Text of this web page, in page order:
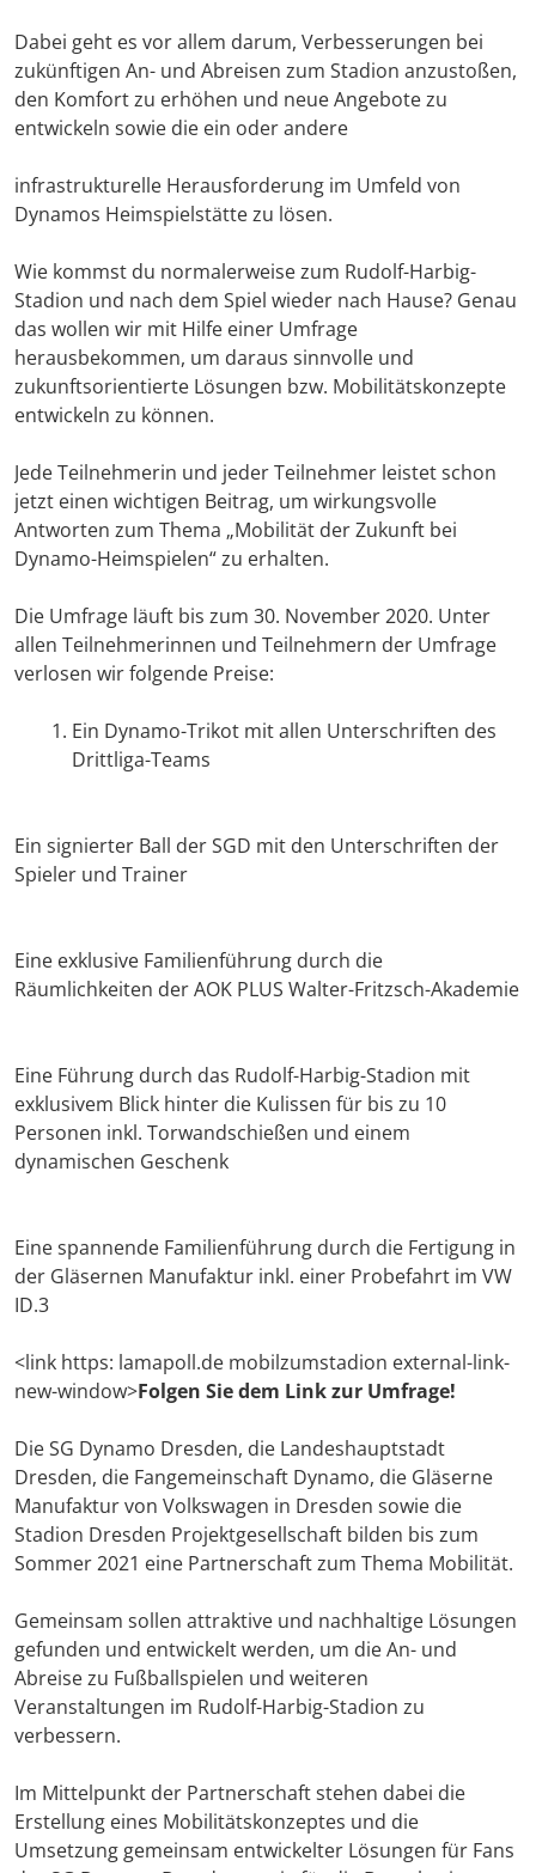
Dabei geht es vor allem darum, Verbesserungen bei
zukünftigen An- und Abreisen zum Stadion anzustoßen,
den Komfort zu erhöhen und neue Angebote zu
entwickeln sowie die ein oder andere
infrastrukturelle Herausforderung im Umfeld von
Dynamos Heimspielstätte zu lösen.
Wie kommst du normalerweise zum Rudolf-Harbig-
Stadion und nach dem Spiel wieder nach Hause? Genau
das wollen wir mit Hilfe einer Umfrage
herausbekommen, um daraus sinnvolle und
zukunftsorientierte Lösungen bzw. Mobilitätskonzepte
entwickeln zu können.
Jede Teilnehmerin und jeder Teilnehmer leistet schon
jetzt einen wichtigen Beitrag, um wirkungsvolle
Antworten zum Thema „Mobilität der Zukunft bei
Dynamo-Heimspielen“ zu erhalten.
Die Umfrage läuft bis zum 30. November 2020. Unter
allen Teilnehmerinnen und Teilnehmern der Umfrage
verlosen wir folgende Preise:
Ein Dynamo-Trikot mit allen Unterschriften des
Drittliga-Teams
Ein signierter Ball der SGD mit den Unterschriften der
Spieler und Trainer
Eine exklusive Familienführung durch die
Räumlichkeiten der AOK PLUS Walter-Fritzsch-Akademie
Eine Führung durch das Rudolf-Harbig-Stadion mit
exklusivem Blick hinter die Kulissen für bis zu 10
Personen inkl. Torwandschießen und einem
dynamischen Geschenk
Eine spannende Familienführung durch die Fertigung in
der Gläsernen Manufaktur inkl. einer Probefahrt im VW
ID.3
<link https: lamapoll.de mobilzumstadion external-link-
new-window>Folgen Sie dem Link zur Umfrage!
Die SG Dynamo Dresden, die Landeshauptstadt
Dresden, die Fangemeinschaft Dynamo, die Gläserne
Manufaktur von Volkswagen in Dresden sowie die
Stadion Dresden Projektgesellschaft bilden bis zum
Sommer 2021 eine Partnerschaft zum Thema Mobilität.
Gemeinsam sollen attraktive und nachhaltige Lösungen
gefunden und entwickelt werden, um die An- und
Abreise zu Fußballspielen und weiteren
Veranstaltungen im Rudolf-Harbig-Stadion zu
verbessern.
Im Mittelpunkt der Partnerschaft stehen dabei die
Erstellung eines Mobilitätskonzeptes und die
Umsetzung gemeinsam entwickelter Lösungen für Fans